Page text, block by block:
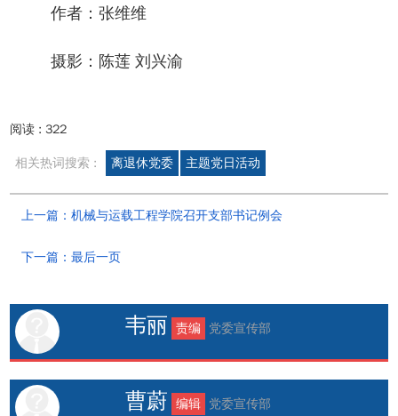
作者：张维维
摄影：陈莲 刘兴渝
阅读 : 322
相关热词搜索 : 离退休党委 主题党日活动
上一篇：机械与运载工程学院召开支部书记例会
下一篇：最后一页
韦丽 责编 党委宣传部
曹蔚 编辑 党委宣传部